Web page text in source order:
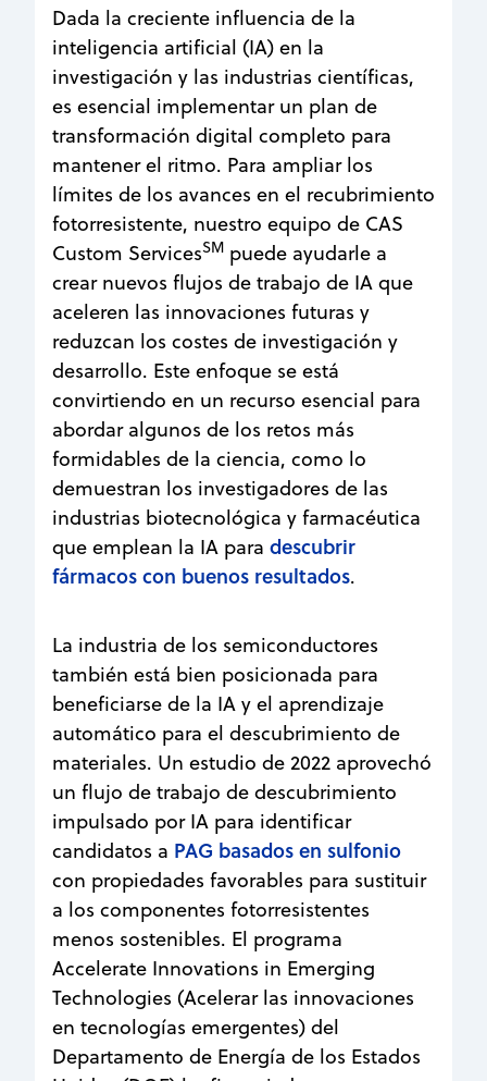
Dada la creciente influencia de la
inteligencia artificial (IA) en la
investigación y las industrias científicas,
es esencial implementar un plan de
transformación digital completo para
mantener el ritmo. Para ampliar los
límites de los avances en el recubrimiento
fotorresistente, nuestro equipo de CAS
Custom ServicesSM puede ayudarle a
crear nuevos flujos de trabajo de IA que
aceleren las innovaciones futuras y
reduzcan los costes de investigación y
desarrollo. Este enfoque se está
convirtiendo en un recurso esencial para
abordar algunos de los retos más
formidables de la ciencia, como lo
demuestran los investigadores de las
industrias biotecnológica y farmacéutica
que emplean la IA para descubrir
fármacos con buenos resultados.
La industria de los semiconductores
también está bien posicionada para
beneficiarse de la IA y el aprendizaje
automático para el descubrimiento de
materiales. Un estudio de 2022 aprovechó
un flujo de trabajo de descubrimiento
impulsado por IA para identificar
candidatos a PAG basados en sulfonio
con propiedades favorables para sustituir
a los componentes fotorresistentes
menos sostenibles. El programa
Accelerate Innovations in Emerging
Technologies (Acelerar las innovaciones
en tecnologías emergentes) del
Departamento de Energía de los Estados